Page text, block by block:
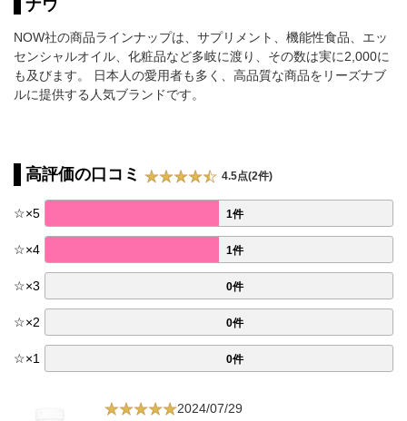
ナウ
NOW社の商品ラインナップは、サプリメント、機能性食品、エッ
センシャルオイル、化粧品など多岐に渡り、その数は実に2,000に
も及びます。 日本人の愛用者も多く、高品質な商品をリーズナブ
ルに提供する人気ブランドです。
高評価の口コミ 4.5点(2件)
☆×5 1件
☆×4 1件
☆×3 0件
☆×2 0件
☆×1 0件
2024/07/29